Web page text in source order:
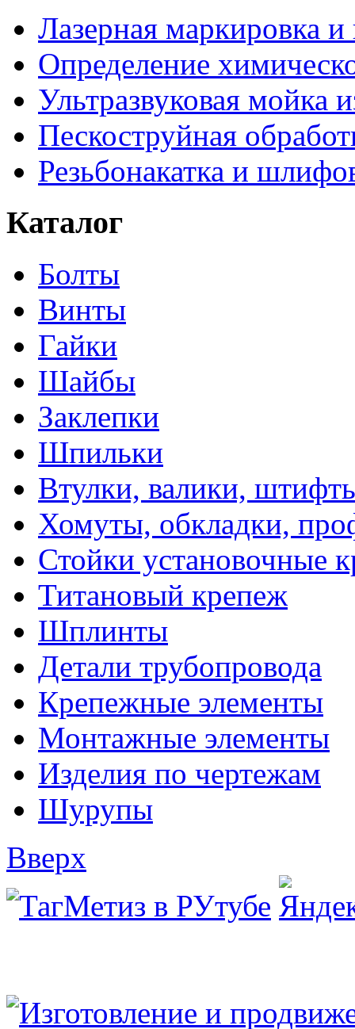
Лазерная маркировка и
Определение
Ультразвуковая мойка
Пескоструйная
Резьбонакатка и
Каталог
Болты
Винты
Гайки
Шайбы
Заклепки
Шпильки
Втулки, валики,
Хомуты, обкладки,
Стойки установочные
Титановый крепеж
Шплинты
Детали трубопровода
Крепежные элементы
Монтажные элементы
Изделия по чертежам
Шурупы
Вверх